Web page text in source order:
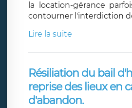
la location-gérance
contourner l'interdiction
Lire la suite
Résiliation du bail
reprise des lieux en
d'abandon.